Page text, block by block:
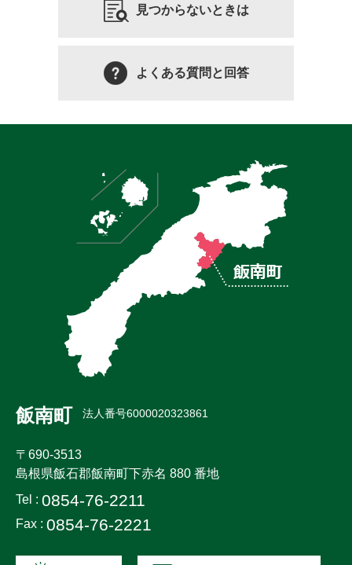
見つからないときは
よくある質問と回答
飯南町 法人番号6000020323861
〒690-3513
島根県飯石郡飯南町下赤名 880 番地
Tel : 0854-76-2211
Fax : 0854-76-2221